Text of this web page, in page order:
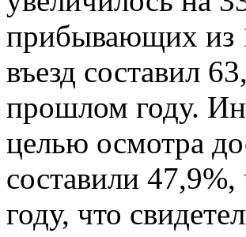
прибывающих из
въезд составил
прошлом году.
целью осмотра
составили
году, что